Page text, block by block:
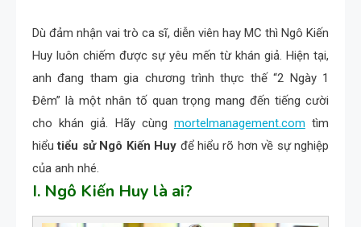
Dù đảm nhận vai trò ca sĩ, diễn viên hay MC thì Ngô Kiến
Huy luôn chiếm được sự yêu mến từ khán giả. Hiện tại,
anh đang tham gia chương trình thực thế “2 Ngày 1
Đêm” là một nhân tố quan trọng mang đến tiếng cười
cho khán giả. Hãy cùng mortelmanagement.com tìm
hiểutiểu sử Ngô Kiến Huy để hiểu rõ hơn về sự nghiệp
của anh nhé.
I. Ngô Kiến Huy là ai?